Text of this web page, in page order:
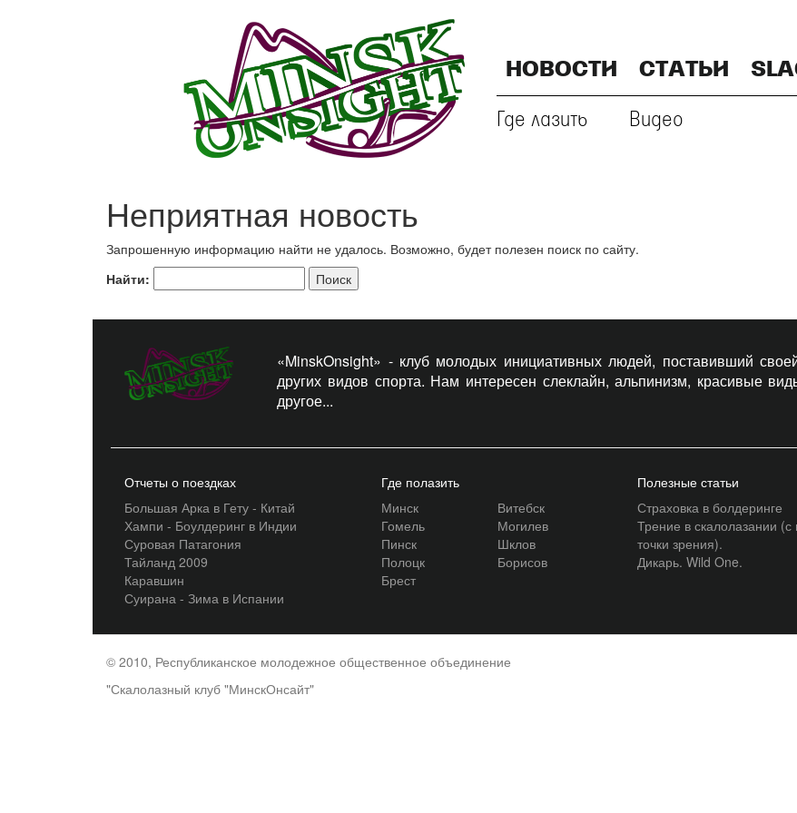
НОВОСТИ СТАТЬИ
Где лазить Видео
Неприятная новость
Запрошенную информацию найти не удалось. Возможно, будет полезен поиск по сайту.
Найти:
«MinskOnsight» - клуб молодых инициативных людей, поставивший
других видов спорта. Нам интересен слеклайн, альпинизм, красивые
другое...
Отчеты о поездках
Большая Арка в Гету - Китай
Хампи - Боулдеринг в Индии
Суровая Патагония
Тайланд 2009
Каравшин
Суирана - Зима в Испании
Где полазить
Минск
Витебск
Гомель
Могилев
Пинск
Шклов
Полоцк
Борисов
Брест
Полезные статьи
Страховка в болдеринге
Трение в скалолазании (с
точки зрения).
Дикарь. Wild One.
© 2010, Республиканское молодежное общественное объединение
"Скалолазный клуб "МинскОнсайт"